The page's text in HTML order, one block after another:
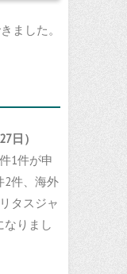
ました。
日）
1件が申
2件、海外
タスジャ
なりまし